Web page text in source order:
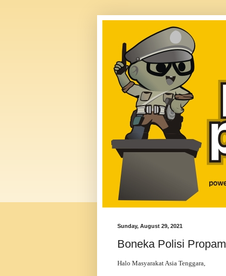
Sunday, August 29, 2021
Boneka Polisi Propam
Halo Masyarakat Asia Tenggara,